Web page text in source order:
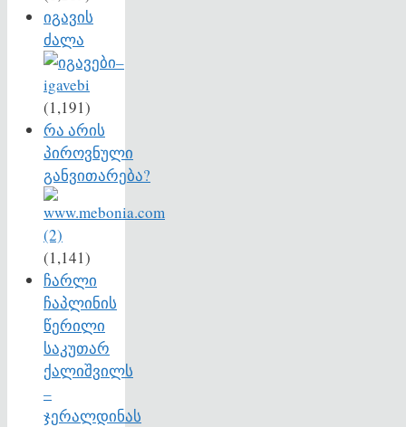
იგავის
ძალა
(1,191)
რა არის
პიროვნული
განვითარება?
(1,141)
ჩარლი
ჩაპლინის
წერილი
საკუთარ
ქალიშვილს
–
ჯერალდინას